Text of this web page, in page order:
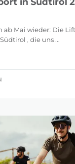
ab Mai wieder: Die
, die uns ...